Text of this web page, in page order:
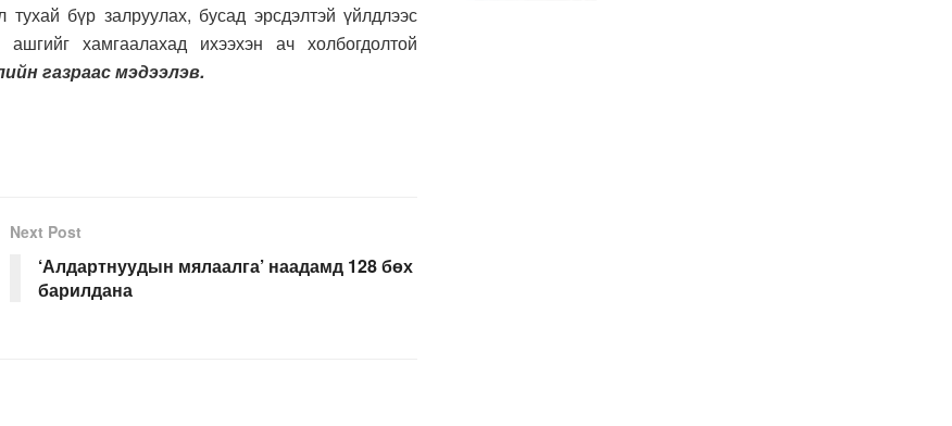
бүр залруулах, бусад эрсдэлтэй үйлдлээс
хамгаалахад ихээхэн ач холбогдолтой
газраас мэдээлэв.
Next Post
‘Алдартнуудын мялаалга’ наадамд 128 бөх
барилдана